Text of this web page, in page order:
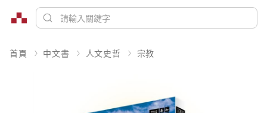
首頁 中文書 人文史哲 宗教